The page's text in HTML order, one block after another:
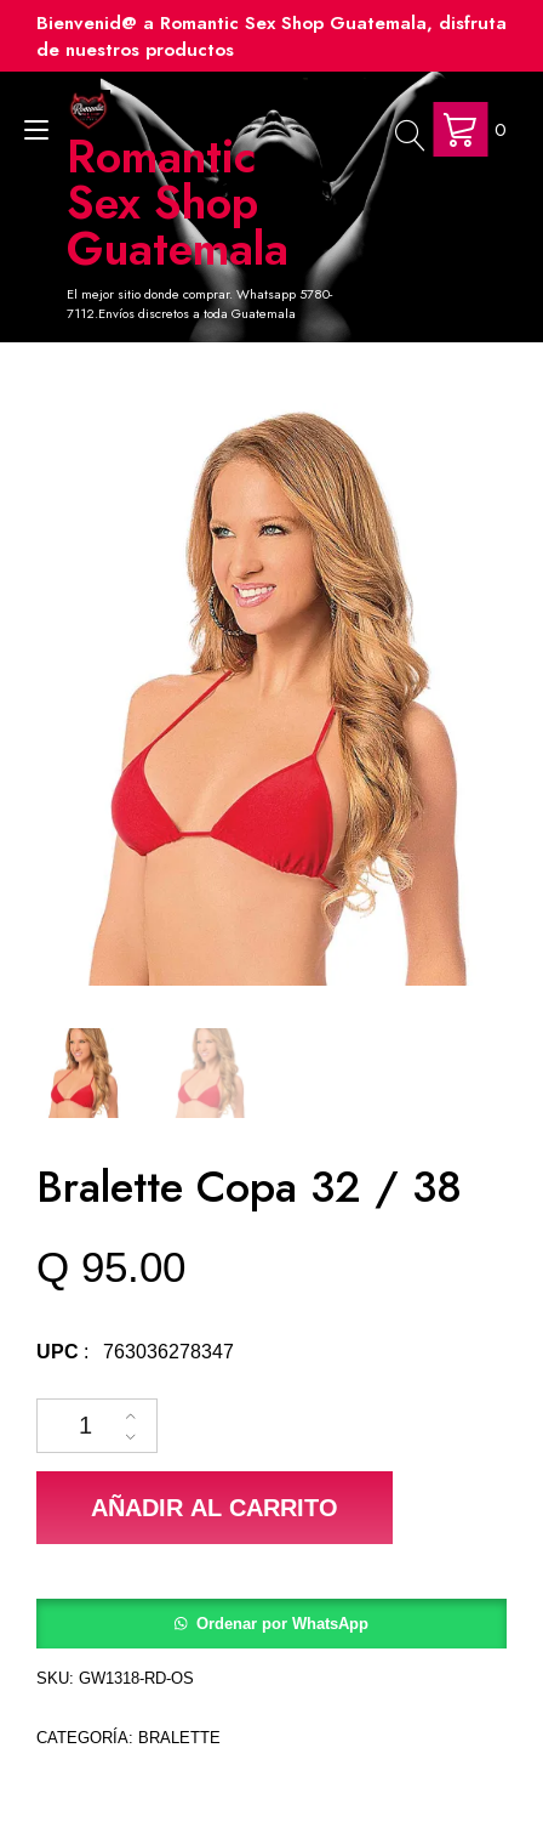
contenido
Bienvenid@ a Romantic Sex Shop Guatemala, disfruta
de nuestros productos
Romantic
Sex Shop
Guatemala
El mejor sitio donde comprar. Whatsapp 5780-
7112.Envíos discretos a toda Guatemala
Alternar
navegación
0
Bralette Copa 32 / 38
Q 95.00
UPC : 763036278347
Bralette Copa 32 / 38 cantidad
AÑADIR AL CARRITO
Ordenar por WhatsApp
SKU: GW1318-RD-OS
CATEGORÍA: BRALETTE